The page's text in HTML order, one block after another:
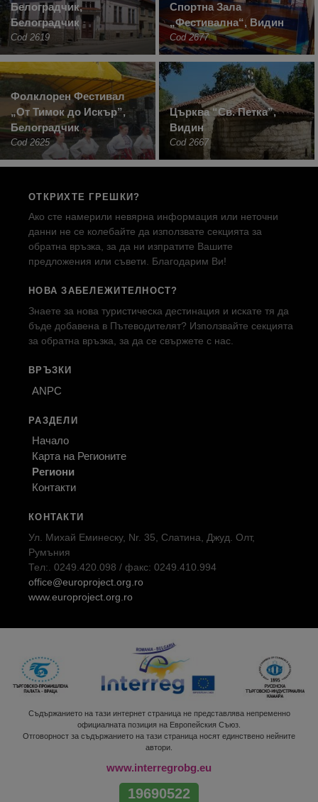
Белоградчик,
Белоградчик
Cod 2619
Спортна Зала
„Фестивална“, Видин
Cod 2677
Фолклорен Фестивал
„От Тимок до Искър”,
Белоградчик
Cod 2625
Църква “Св. Петка”,
Видин
Cod 2667
ОТКРИХТЕ ГРЕШКИ?
Ако сте намерили невярна информация или неточни
данни не се колебайте да използвате секцията за
обратна връзка, за да ни изпратите Вашите
предложения или съвети. Благодарим Ви!
НОВА ЗАБЕЛЕЖИТЕЛНОСТ?
Знаете за нова туристическа дестинация и искате тя да
бъде добавена в Пътеводителят? Използвайте секцията
за обратна връзка, за да се свържете с нас.
ВРЪЗКИ
ANPC
РАЗДЕЛИ
Начало
Карта на Регионите
Региони
Контакти
КОНТАКТИ
Ул. Михай Еминеску, Nr. 35, Слатина, Джуд. Олт,
Румъния
Тел:. 0249.420.098 / факс: 0249.410.994
office@europroject.org.ro
www.europroject.org.ro
Съдържанието на тази интернет страница не представлява непременно
официалната позиция на Европейския Съюз.
Отговорност за съдържанието на тази страница носят единствено нейните
автори.
www.interregrobg.eu
19690522